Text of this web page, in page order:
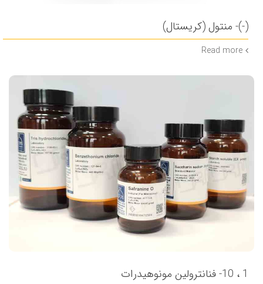
(-)- منتول (کریستال)
Read more
1 ، 10- فنانترولین مونوهیدرات